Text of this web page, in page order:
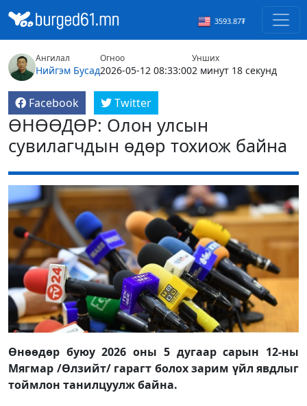
3593.87₮
Ангилал
Нийгэм Бусад
Огноо
2026-05-12 08:33:00
Унших
2 минут 18 секунд
Facebook Twitter
ӨНӨӨДӨР: Олон улсын
сувилагчдын өдөр тохиож байна
Өнөөдөр буюу 2026 оны 5 дугаар сарын 12-ны
Мягмар /Өлзийт/ гарагт болох зарим үйл явдлыг
тоймлон танилцуулж байна.